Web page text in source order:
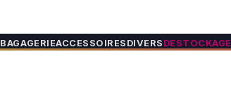
BAGAGERIEACCESSOIRES DIVERS DESTOCKAGE